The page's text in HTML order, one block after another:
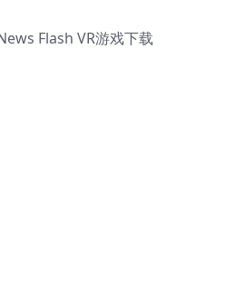
Flash VR游戏下载